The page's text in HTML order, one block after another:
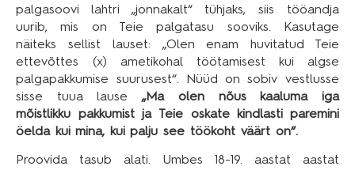
palgasoovi lahtri „jonnakalt“ tühjaks, siis tööandja
uurib, mis on Teie palgatasu sooviks. Kasutage
näiteks sellist lauset: „Olen enam huvitatud Teie
ettevõttes (x) ametikohal töötamisest kui algse
palgapakkumise suurusest“. Nüüd on sobiv vestlusse
sisse tuua lause„Ma olen nõus kaaluma iga
mõistlikku pakkumist ja Teie oskate kindlasti paremini
öelda kui mina, kui palju see töökoht väärt on“.
Proovida tasub alati. Umbes 18-19. aastat aastat